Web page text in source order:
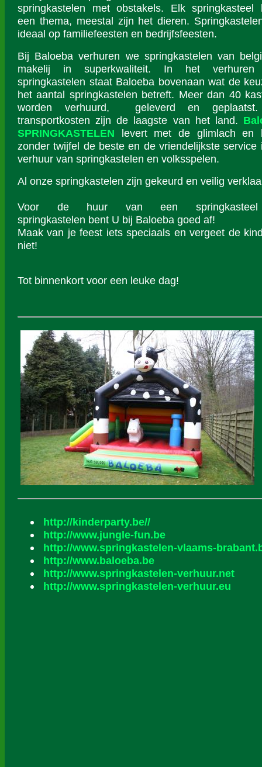
springkastelen met obstakels. Elk springkasteel
een thema, meestal zijn het dieren.
ideaal op familiefeesten en bedrijfsfeesten.
Bij Baloeba verhuren we springkastelen van
makelij in superkwaliteit. In het verhuren
springkastelen staat Baloeba bovenaan wat de
het aantal springkastelen betreft. Meer dan 40
worden verhuurd, geleverd en
transportkosten zijn de laagste van het land.
SPRINGKASTELEN levert met de glimlach en
zonder twijfel de beste en de vriendelijkste service
verhuur van springkastelen en volksspelen.
Al onze springkastelen zijn gekeurd en veilig
Voor de huur van een
springkastelen bent U bij Baloeba goed af!
Maak van je feest iets speciaals en vergeet de
niet!
Tot binnenkort voor een leuke dag!
http://kinderparty.be//
http://www.jungle-fun.be
http://www.springkastelen-vlaams-
http://www.baloeba.be
http://www.springkastelen-verhuur.net
http://www.springkastelen-verhuur.eu